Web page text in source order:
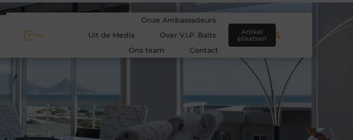
Onze Ambassadeurs
Uit de Media
Over V.I.P. Baits
Ons team
Contact
Artikel
plaatsen